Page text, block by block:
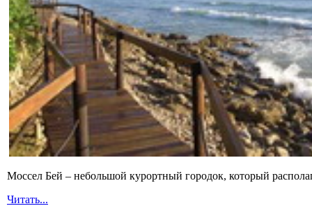
Моссел Бей – небольшой курортный городок, который
Читать...